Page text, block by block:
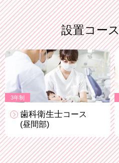
設置コー
3年制
歯科衛生士コース
(昼間部)